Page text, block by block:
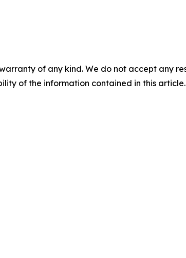
of any kind. We do not accept any
of the information contained in this